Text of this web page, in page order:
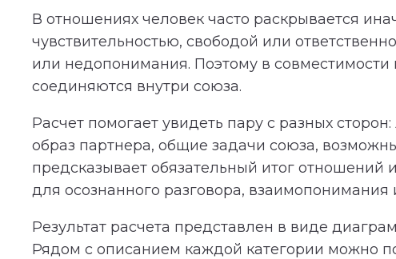
В отношениях человек часто раскрывается
чувствительностью, свободой или
или недопонимания. Поэтому в совместимости
соединяются внутри союза.
Расчет помогает увидеть пару с разных
образ партнера, общие задачи союза,
предсказывает обязательный итог отношений
для осознанного разговора, взаимопонимания
Результат расчета представлен в виде
Рядом с описанием каждой категории можно